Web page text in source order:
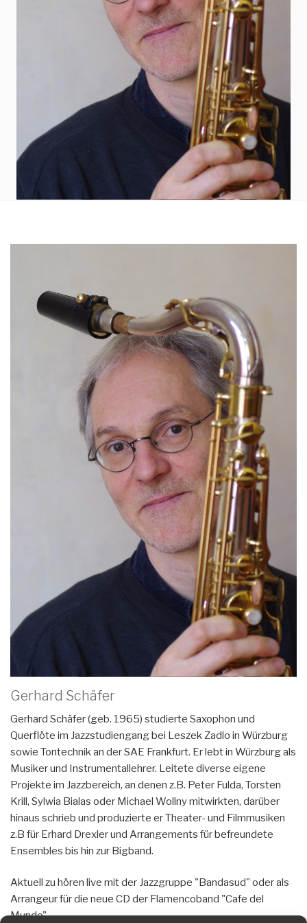
Gerhard Schäfer
Gerhard Schäfer (geb. 1965) studierte Saxophon und
Querflöte im Jazzstudiengang bei Leszek Zadlo in Würzburg
sowie Tontechnik an der SAE Frankfurt. Er lebt in Würzburg als
Musiker und Instrumentallehrer. Leitete diverse eigene
Projekte im Jazzbereich, an denen z.B. Peter Fulda, Torsten
Krill, Sylwia Bialas oder Michael Wollny mitwirkten, darüber
hinaus schrieb und produzierte er Theater- und Filmmusiken
z.B für Erhard Drexler und Arrangements für befreundete
Ensembles bis hin zur Bigband.
Aktuell zu hören live mit der Jazzgruppe "Bandasud" oder als
Arrangeur für die neue CD der Flamencoband "Cafe del
Mundo".